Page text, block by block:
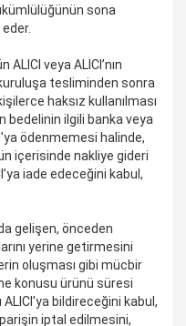
sona
veya ALICI’nın
tesliminden sonra
haksız kullanılması
ilgili banka veya
ödenmemesi halinde,
içerisinde nakliye gideri
iade edeceğini kabul,
gelişen, önceden
yerine getirmesini
oluşması gibi mücbir
konusu ürünü süresi
bildireceğini kabul,
iptal edilmesini,